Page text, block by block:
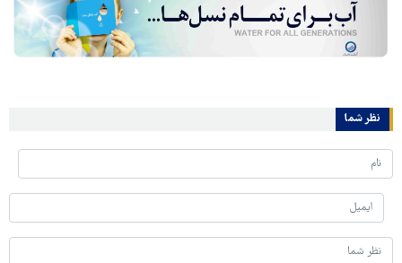
نظر شما